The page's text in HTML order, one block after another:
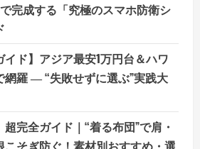
で完成する「究極のスマホ防衛シ
イド】アジア最安1万円台＆ハワ
網羅 ― “失敗せずに選ぶ”実践大
完全ガイド｜“着る布団”で肩・